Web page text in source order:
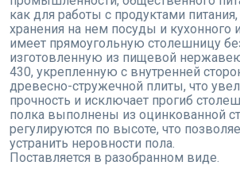
как для работы с продуктами питания,
хранения на нем посуды и кухонного
имеет прямоугольную столешницу
изготовленную из пищевой
430, укрепленную с внутренней
древесно-стружечной плиты, что
прочность и исключает прогиб
полка выполнены из оцинкованной
регулируются по высоте, что
устранить неровности пола.
Поставляется в разобранном виде.